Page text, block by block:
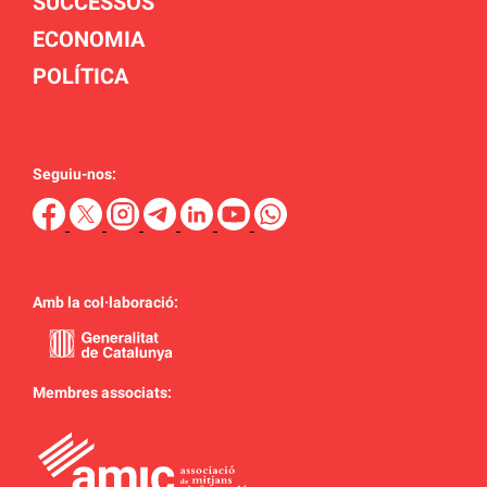
ECONOMIA
POLÍTICA
Seguiu-nos:
Amb la col·laboració:
Membres associats: